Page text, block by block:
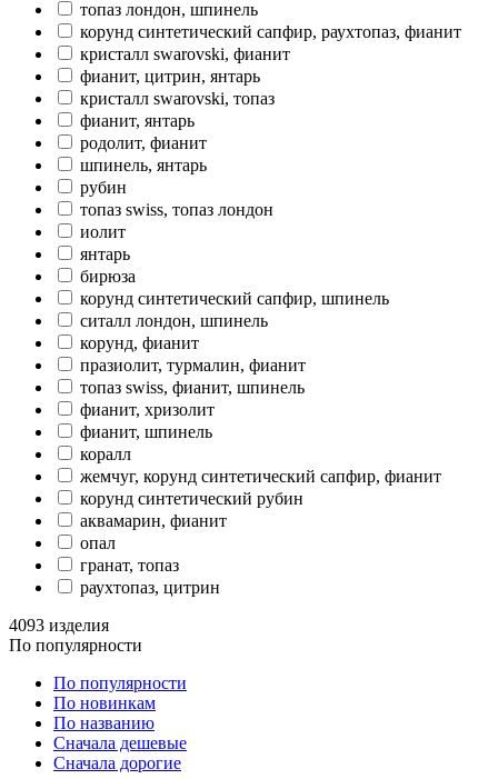
топаз лондон, шпинель
корунд синтетический сапфир, раухтопаз, фианит
кристалл swarovski, фианит
фианит, цитрин, янтарь
кристалл swarovski, топаз
фианит, янтарь
родолит, фианит
шпинель, янтарь
рубин
топаз swiss, топаз лондон
иолит
янтарь
бирюза
корунд синтетический сапфир, шпинель
ситалл лондон, шпинель
корунд, фианит
празиолит, турмалин, фианит
топаз swiss, фианит, шпинель
фианит, хризолит
фианит, шпинель
коралл
жемчуг, корунд синтетический сапфир, фианит
корунд синтетический рубин
аквамарин, фианит
опал
гранат, топаз
раухтопаз, цитрин
4093 изделия
По популярности
По популярности
По новинкам
По названию
Сначала дешевые
Сначала дорогие